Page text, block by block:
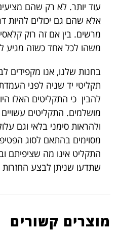
עוד יותר. לא רק שהם
אלא שהם גם יכולים להיות
מרשים. בין אם זה רוק
משהו לכל אחד כשזה מגיע
בחנות שלנו, אנו מקפידים
תקליטי יד שניה לפני
להבין כי התקליטים האלו
מושלמים. התקליטים
ולהראות סימני בלאי וגם
מסוימים בהתאם לסוג
התקליט אינו מה שציפיתם
שתדעו שניתן לבצע
מוצרים קשורים